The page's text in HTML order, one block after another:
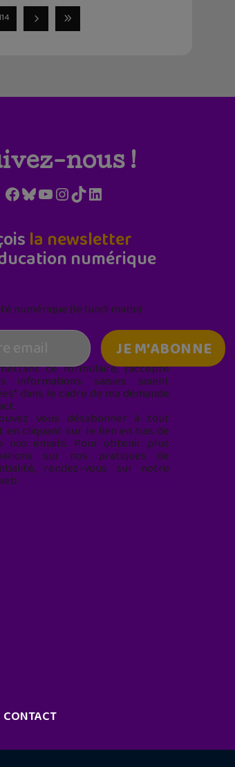
nous !
Facebook
Bluesky
YouTube
Instagram
TikTokLinkedIn
la newsletter
numérique
numérique (le lundi matin)
ce formulaire, j’accepte
informations saisies soient
dans le cadre de ma demande
vous désabonner à tout
en cliquant sur le lien en bas de
nos emails. Pour obtenir plus
sur nos pratiques de
rendez-vous sur notre
CONTACT